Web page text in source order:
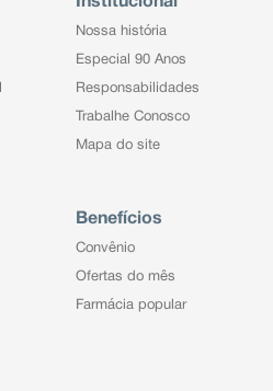
Nossa história
Especial 90 Anos
Responsabilidades
Trabalhe Conosco
Mapa do site
Benefícios
Convênio
Ofertas do mês
Farmácia popular